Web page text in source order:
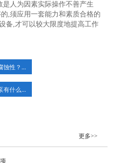
人为因素实际操作不善产生
,须应用一套能力和素质合格的
备,才可以较大限度地提高工作
蚀性？...
有什么...
更多>>